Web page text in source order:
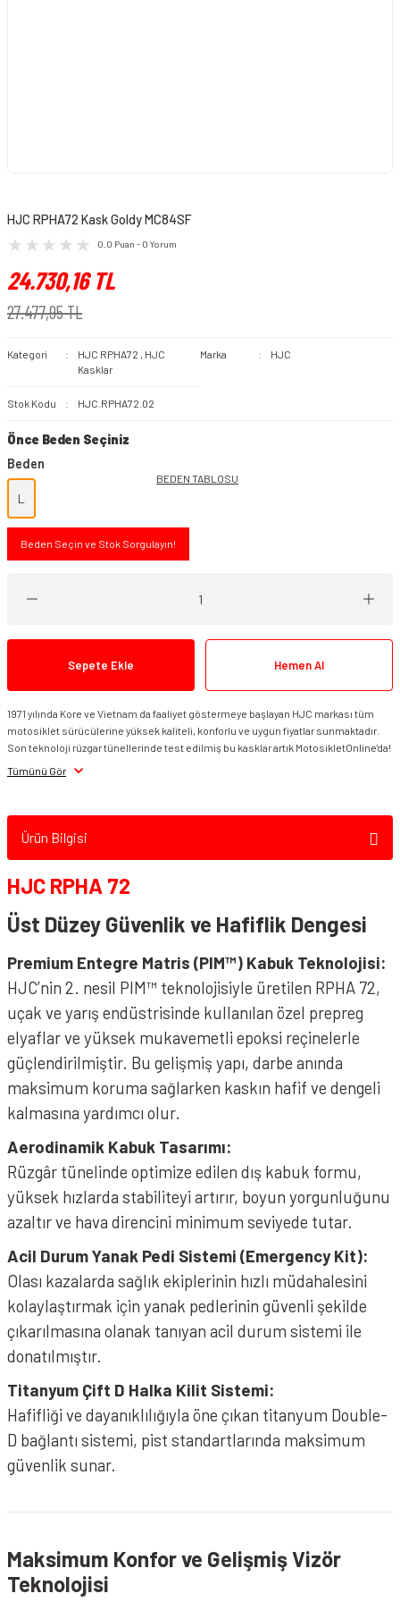
HJC RPHA72 Kask Goldy MC84SF
0.0 Puan - 0 Yorum
24.730,16 TL
27.477,95 TL
Kategori HJC RPHA72 , HJC
Kasklar
Marka HJC
Stok Kodu HJC.RPHA72.02
Önce Beden Seçiniz
Beden
L
BEDEN TABLOSU
Beden Seçin ve Stok Sorgulayın!
Sepete Ekle Hemen Al
1971 yılında Kore ve Vietnam da faaliyet göstermeye başlayan HJC markası tüm
motosiklet sürücülerine yüksek kaliteli, konforlu ve uygun fiyatlar sunmaktadır.
Son teknoloji rüzgar tünellerinde test edilmiş bu kasklar artık MotosikletOnline'da!
Tümünü Gör
Ürün Bilgisi
HJC RPHA 72
Üst Düzey Güvenlik ve Hafiflik Dengesi
Premium Entegre Matris (PIM™) Kabuk Teknolojisi:
HJC’nin 2. nesil PIM™ teknolojisiyle üretilen RPHA 72,
uçak ve yarış endüstrisinde kullanılan özel prepreg
elyaflar ve yüksek mukavemetli epoksi reçinelerle
güçlendirilmiştir. Bu gelişmiş yapı, darbe anında
maksimum koruma sağlarken kaskın hafif ve dengeli
kalmasına yardımcı olur.
Aerodinamik Kabuk Tasarımı:
Rüzgâr tünelinde optimize edilen dış kabuk formu,
yüksek hızlarda stabiliteyi artırır, boyun yorgunluğunu
azaltır ve hava direncini minimum seviyede tutar.
Acil Durum Yanak Pedi Sistemi (Emergency Kit):
Olası kazalarda sağlık ekiplerinin hızlı müdahalesini
kolaylaştırmak için yanak pedlerinin güvenli şekilde
çıkarılmasına olanak tanıyan acil durum sistemi ile
donatılmıştır.
Titanyum Çift D Halka Kilit Sistemi:
Hafifliği ve dayanıklılığıyla öne çıkan titanyum Double-
D bağlantı sistemi, pist standartlarında maksimum
güvenlik sunar.
Maksimum Konfor ve Gelişmiş Vizör
Teknolojisi